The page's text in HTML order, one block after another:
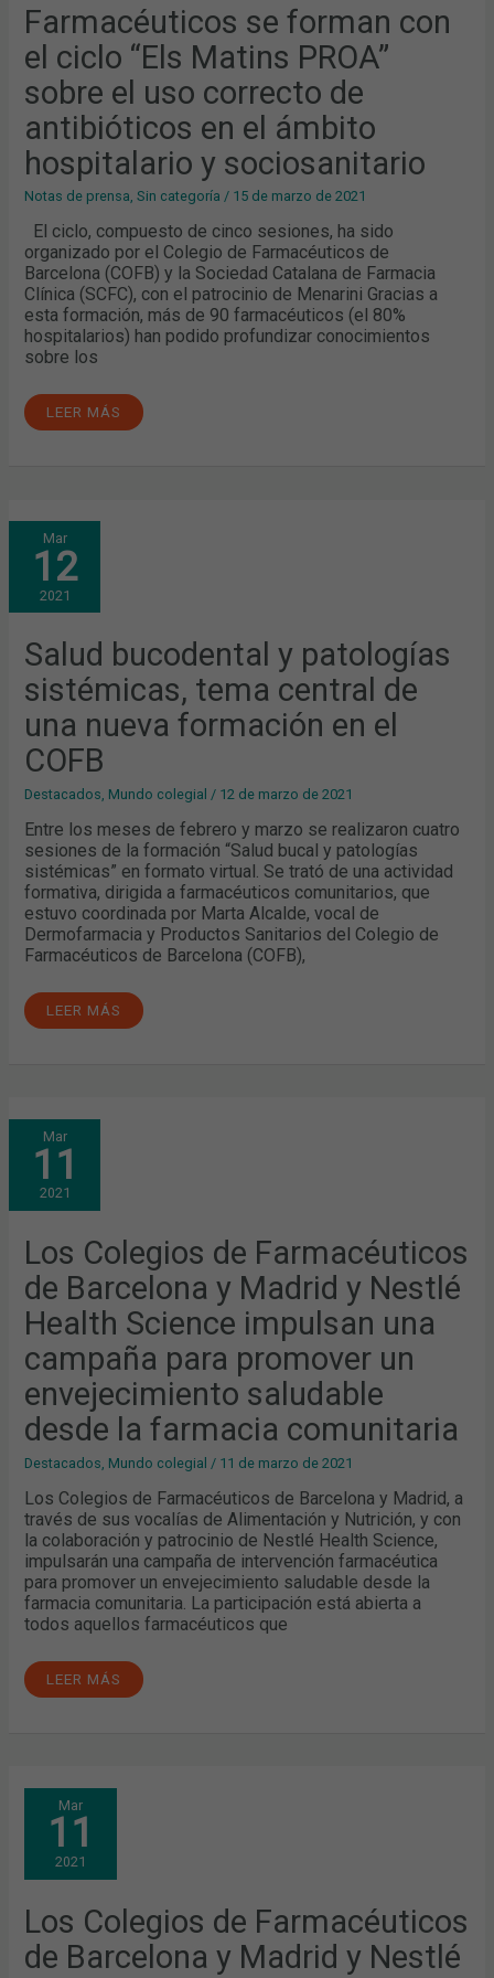
Farmacéuticos se forman con
el ciclo “Els Matins PROA”
sobre el uso correcto de
antibióticos en el ámbito
hospitalario y sociosanitario
Notas de prensa,Sin categoría / 15 de marzo de 2021
El ciclo, compuesto de cinco sesiones, ha sido
organizado por el Colegio de Farmacéuticos de
Barcelona (COFB) y la Sociedad Catalana de Farmacia
Clínica (SCFC), con el patrocinio de Menarini Gracias a
esta formación, más de 90 farmacéuticos (el 80%
hospitalarios) han podido profundizar conocimientos
sobre los
LEER MÁS
Mar
12
2021
Salud bucodental y patologías
sistémicas, tema central de
una nueva formación en el
COFB
Destacados, Mundo colegial / 12 de marzo de 2021
Entre los meses de febrero y marzo se realizaron cuatro
sesiones de la formación “Salud bucal y patologías
sistémicas” en formato virtual. Se trató de una actividad
formativa, dirigida a farmacéuticos comunitarios, que
estuvo coordinada por Marta Alcalde, vocal de
Dermofarmacia y Productos Sanitarios del Colegio de
Farmacéuticos de Barcelona (COFB),
SALUD
BUCODENTAL
Y
PATOLOGÍAS
SISTÉMICAS,
TEMA
CENTRAL
UNA
NUEVA
FORMACIÓN
EN
EL
LEER MÁS
Mar
11
2021
Los Colegios de Farmacéuticos
de Barcelona y Madrid y Nestlé
Health Science impulsan una
campaña para promover un
envejecimiento saludable
desde la farmacia comunitaria
Destacados Mundo colegial / 11 de marzo de 2021
Los Colegios de Farmacéuticos de Barcelona y Madrid, a
través de sus vocalías de Alimentación y Nutrición, y con
la colaboración y patrocinio de Nestlé Health Science,
impulsarán una campaña de intervención farmacéutica
para promover un envejecimiento saludable desde la
farmacia comunitaria. La participación está abierta a
todos aquellos farmacéuticos que
LOS
COLEGIOS
DE
DE
BARCELONA
Y
NESTLÉ
HEALTH
SCIENCE
IMPULSAN
CAMPAÑA
PARA
PROMOVER
UN
ENVEJECIMIENTO
SALUDABLE
DESDE
LA
FARMACIA
COMUNITARIA
LEER MÁS
Mar
11
2021
Los Colegios de Farmacéuticos
de Barcelona y Madrid y Nestlé
LOS
COLEGIOS
DE
DE
BARCELONA
Y
NESTLÉ
HEALTH
SCIENCE
IMPULSAN